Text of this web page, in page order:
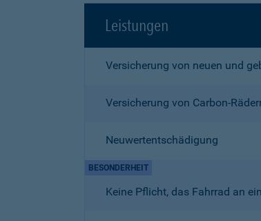
Leistungen
Versicherung von neuen und
Versicherung von Carbon-
Neuwertentschädigung
Keine Pflicht, das Fahrrad an
BESONDERHEIT